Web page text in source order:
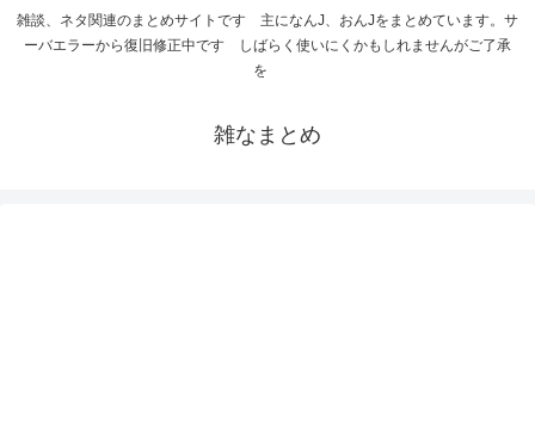
雑談、ネタ関連のまとめサイトです 主になんJ、おんJをまとめています。サ
ーバエラーから復旧修正中です しばらく使いにくかもしれませんがご了承
を
雑なまとめ